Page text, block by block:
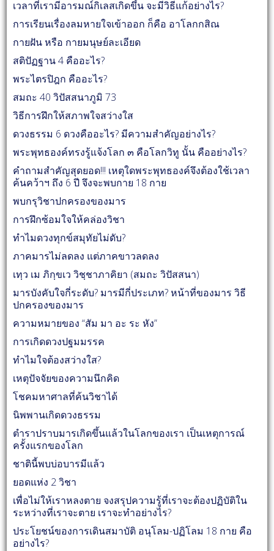
เวลาที่เรามีอารมณ์กิเลสเกิดขึ้น จะมีวิธีแก้อย่างไร?
การเรียนเรื่องลมหายใจเข้าออก ก็คือ อาโลกกสิณ
กายฝัน หรือ กายมนุษย์ละเอียด
สติปัฏฐาน 4 คืออะไร?
พระไตรปิฎก คืออะไร?
สมถะ 40 วิปัสสนาภูมิ 73
วิธีการฝึกให้สภาพใจสว่างใส
ดวงธรรม 6 ดวงคืออะไร? มีความสำคัญอย่างไร?
พระพุทธองค์ทรงรู้แจ้งโลก ๓ คือโลกวิทู นั้น คืออย่างไร?
คำถามสำคัญสุดยอด!!! เหตุใดพระพุทธองค์จึงต้องใช้เวลา
ค้นคว้าฯ ถึง 6 ปี จึงจะพบกาย 18 กาย
พบกรุวิชาปกครองของมาร
การฝึกซ้อมใจให้คล่องวิชา
ทำไมดวงทุกข์สมุทัยไม่ดับ?
ภาคมารไม่ลดลง แต่ภาคขาวลดลง
เทฺว เม ภิกฺขเว วิชฺชาภาคิยา (สมถะ วิปัสสนา)
มารบังคับใจกี่ระดับ? มารมีกี่ประเภท? หน้าที่ของมาร วิธี
ปกครองของมาร
ความหมายของ “สัม มา อะ ระ หัง”
การเกิดดวงปฐมมรรค
ทำไมใจต้องสว่างใส?
เหตุปัจจัยของความนึกคิด
โชคมหาศาลที่ค้นวิชาได้
นิพพานเกิดดวงธรรม
ตำราปราบมารเกิดขึ้นแล้วในโลกของเรา เป็นเหตุการณ์
ครั้งแรกของโลก
ชาตินี้พบบ่อบารมีแล้ว
ยอดแห่ง 2 วิชา
เพื่อไม่ให้เราหลงตาย จงสรุปความรู้ที่เราจะต้องปฏิบัติใน
ระหว่างที่เราจะตาย เราจะทำอย่างไร?
ประโยชน์ของการเดินสมาบัติ อนุโลม-ปฏิโลม 18 กาย คือ
อย่างไร?